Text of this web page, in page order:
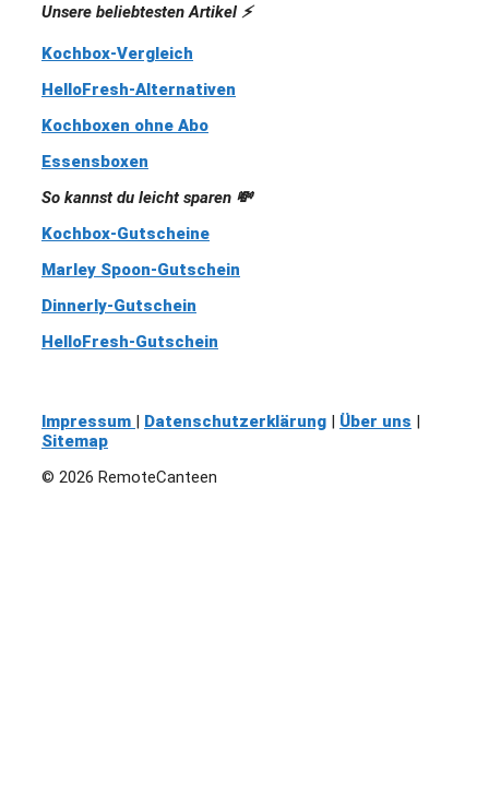
Unsere beliebtesten Artikel ⚡️
Kochbox-Vergleich
HelloFresh-Alternativen
Kochboxen ohne Abo
Essensboxen
So kannst du leicht sparen 💸
Kochbox-Gutscheine
Marley Spoon-Gutschein
Dinnerly-Gutschein
HelloFresh-Gutschein
Impressum | Datenschutzerklärung | Über uns |
Sitemap
© 2026 RemoteCanteen